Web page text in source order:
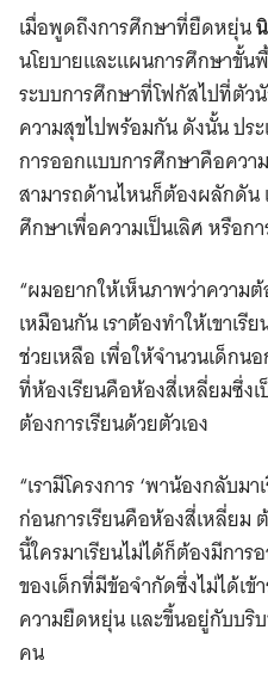
เมื่อพูดถึงการศึกษาที่ยืดหยุ่น
นโยบายและแผนการศึกษาขั้น
ระบบการศึกษาที่โฟกัสไปที่ตัวนั
ความสุขไปพร้อมกัน ดังนั้น ป
การออกแบบการศึกษาคือควา
สามารถด้านไหนก็ต้องผลักดัน
ศึกษาเพื่อความเป็นเลิศ หรือ
“ผมอยากให้เห็นภาพว่าความ
เหมือนกัน เราต้องทำให้เขาเรี
ช่วยเหลือ เพื่อให้จำนวนเด็กน
ที่ห้องเรียนคือห้องสี่เหลี่ยมซึ่ง
ต้องการเรียนด้วยตัวเอง
“เรามีโครงการ ‘พาน้องกลับม
ก่อนการเรียนคือห้องสี่เหลี่ยม
นี้ใครมาเรียนไม่ได้ก็ต้องมีกา
ของเด็กที่มีข้อจำกัดซึ่งไม่ได้เข้
ความยืดหยุ่น และขึ้นอยู่กับบริ
คน